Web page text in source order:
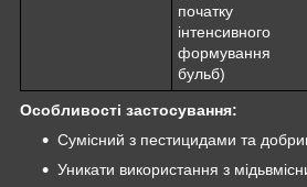
початку
інтенсивного
формування
бульб)
Особливості застосування:
Сумісний з пестицидами та
Уникати використання з